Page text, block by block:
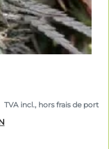
TVA incl., hors frais de port